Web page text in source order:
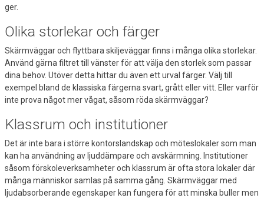
ger.
Olika storlekar och färger
Skärmväggar och flyttbara skiljeväggar finns i många olika storlekar.
Använd gärna filtret till vänster för att välja den storlek som passar
dina behov. Utöver detta hittar du även ett urval färger. Välj till
exempel bland de klassiska färgerna svart, grått eller vitt. Eller varför
inte prova något mer vågat, såsom röda skärmväggar?
Klassrum och institutioner
Det är inte bara i större kontorslandskap och möteslokaler som man
kan ha användning av ljuddämpare och avskärmning. Institutioner
såsom förskoleverksamheter och klassrum är ofta stora lokaler där
många människor samlas på samma gång. Skärmväggar med
ljudabsorberande egenskaper kan fungera för att minska buller men